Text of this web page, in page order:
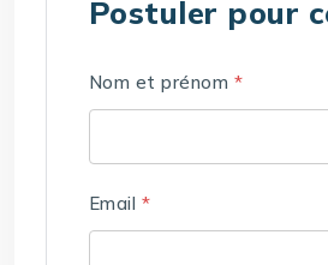
Postuler pour
Nom et prénom *
Email *